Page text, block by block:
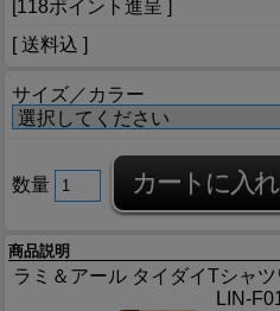
[118ポイント進呈 ]
[ 送料込 ]
サイズ／カラー
数量
商品説明
ラミ＆アール タイダイTシャ
LIN-